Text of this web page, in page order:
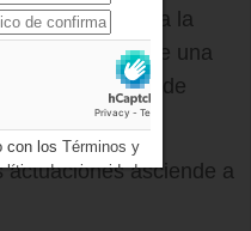
de la velocidad a la
la instalación de una
radar y de otra de
a 30 km/h.
actuaciones asciende a
con los Términos y
de privacidad